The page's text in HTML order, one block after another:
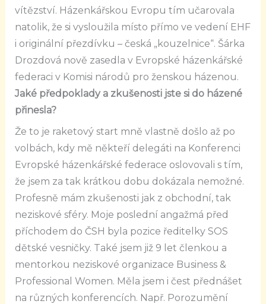
vítězství. Házenkářskou Evropu tím učarovala
natolik, že si vysloužila místo přímo ve vedení EHF
i originální přezdívku – česká „kouzelnice“. Šárka
Drozdová nově zasedla v Evropské házenkářské
federaci v Komisi národů pro ženskou házenou.
Jaké předpoklady a zkušenosti jste si do házené
přinesla?
Že to je raketový start mně vlastně došlo až po
volbách, kdy mě někteří delegáti na Konferenci
Evropské házenkářské federace oslovovali s tím,
že jsem za tak krátkou dobu dokázala nemožné.
Profesně mám zkušenosti jak z obchodní, tak
neziskové sféry. Moje poslední angažmá před
příchodem do ČSH byla pozice ředitelky SOS
dětské vesničky. Také jsem již 9 let členkou a
mentorkou neziskové organizace Business &
Professional Women. Měla jsem i čest přednášet
na různých konferencích. Např. Porozumění